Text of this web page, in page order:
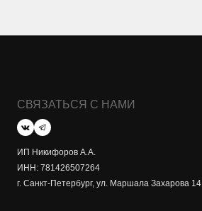
СВЯЗАТЬСЯ С НАМИ
ИП Никифоров А.А.
ИНН: 781426507264
г. Санкт-Петербург, ул. Маршала Захарова 14